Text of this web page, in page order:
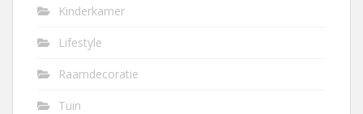
Kinderkamer
Lifestyle
Raamdecoratie
Tuin